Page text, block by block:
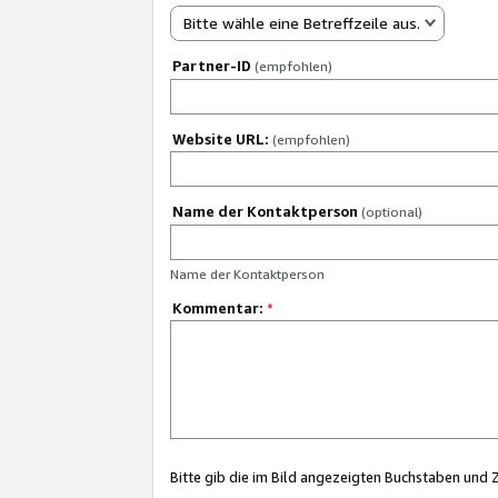
Bitte wähle eine Betreffzeile aus.
Partner-ID (empfohlen)
Website URL: (empfohlen)
Name der Kontaktperson (optional)
Name der Kontaktperson
Kommentar: *
Bitte gib die im Bild angezeigten Buchstaben und